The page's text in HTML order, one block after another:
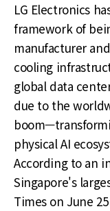
LG Electronics
framework of
manufacturer
cooling
global data
due to the
physical AI
According to an
Singapore's
Times on June